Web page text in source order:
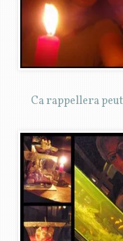
Ca rappellera